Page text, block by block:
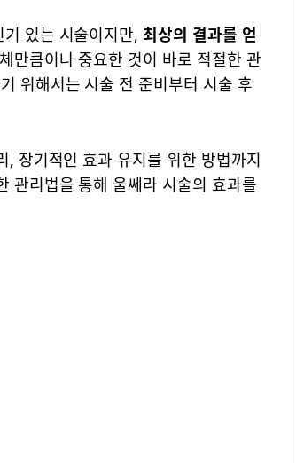
있는 시술이지만, 최상의 결과를 얻
만큼이나 중요한 것이 바로 적절한 관
위해서는 시술 전 준비부터 시술 후
장기적인 효과 유지를 위한 방법까지
관리법을 통해 울쎄라 시술의 효과를